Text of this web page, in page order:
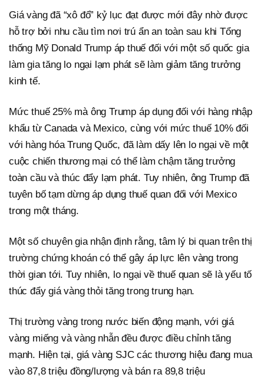
Giá vàng đã “xô đổ” kỷ lục đạt được mới đây nhờ được
hỗ trợ bởi nhu cầu tìm nơi trú ẩn an toàn sau khi Tổng
thống Mỹ Donald Trump áp thuế đối với một số quốc gia
làm gia tăng lo ngại lạm phát sẽ làm giảm tăng trưởng
kinh tế.
Mức thuế 25% mà ông Trump áp dụng đối với hàng nhập
khẩu từ Canada và Mexico, cùng với mức thuế 10% đối
với hàng hóa Trung Quốc, đã làm dấy lên lo ngại về một
cuộc chiến thương mại có thể làm chậm tăng trưởng
toàn cầu và thúc đẩy lạm phát. Tuy nhiên, ông Trump đã
tuyên bố tạm dừng áp dụng thuế quan đối với Mexico
trong một tháng.
Một số chuyên gia nhận định rằng, tâm lý bi quan trên thị
trường chứng khoán có thể gây áp lực lên vàng trong
thời gian tới. Tuy nhiên, lo ngại về thuế quan sẽ là yếu tố
thúc đẩy giá vàng thỏi tăng trong trung hạn.
Thị trường vàng trong nước biến động mạnh, với giá
vàng miếng và vàng nhẫn đều được điều chỉnh tăng
mạnh. Hiện tại, giá vàng SJC các thương hiệu đang mua
vào 87,8 triệu đồng/lượng và bán ra 89,8 triệu